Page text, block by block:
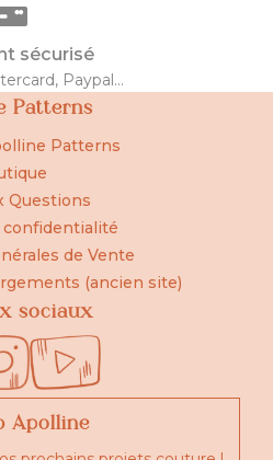
sécurisé
Paypal...
Patterns
Patterns
Questions
confidentialité
de Vente
(ancien site)
sociaux
Apolline